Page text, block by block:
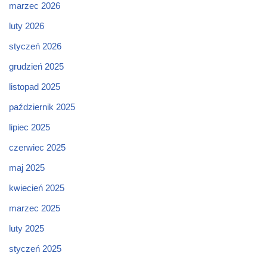
marzec 2026
luty 2026
styczeń 2026
grudzień 2025
listopad 2025
październik 2025
lipiec 2025
czerwiec 2025
maj 2025
kwiecień 2025
marzec 2025
luty 2025
styczeń 2025